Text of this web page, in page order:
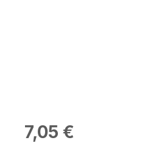
Regulärer Preis:
7,05 €